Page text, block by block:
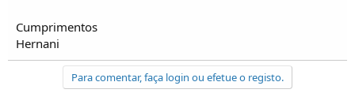
Cumprimentos
Hernani
Para comentar, faça login ou efetue o registo.